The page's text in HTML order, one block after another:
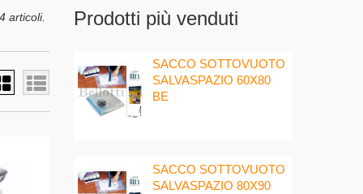
articoli. Prodotti più venduti
SACCO SOTTOVUOTO
SALVASPAZIO 60X80
BE
SACCO SOTTOVUOTO
SALVASPAZIO 80X90